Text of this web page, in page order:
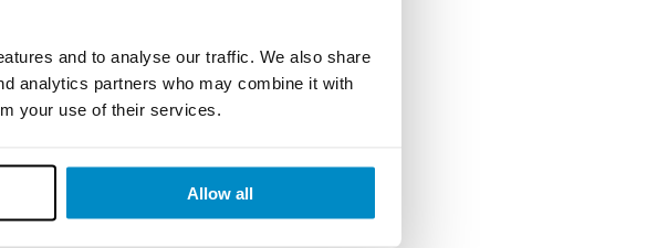
and to analyse our traffic. We also share
analytics partners who may combine it with
your use of their services.
Allow all